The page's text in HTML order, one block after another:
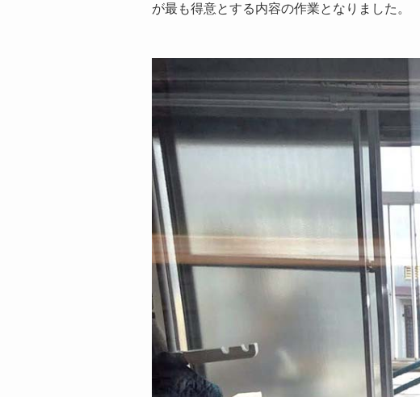
が最も得意とする内容の作業となりました。